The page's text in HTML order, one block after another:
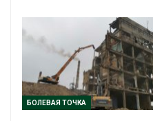
БОЛЕВАЯ ТОЧКА